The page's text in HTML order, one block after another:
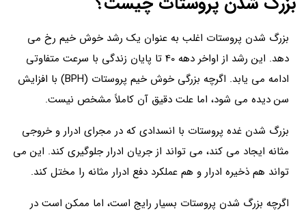
بزرگ شدن پروستات اغلب به عنوان یک رشد خوش خیم رخ می
دهد. این رشد از اواخر دهه 40 تا پایان زندگی با سرعت متفاوتی
ادامه می یابد. اگرچه بزرگی خوش خیم پروستات (BPH) با افزایش
سن دیده می شود، اما علت دقیق آن کاملاً مشخص نیست.
بزرگ شدن غده پروستات با انسدادی که در مجرای ادرار و خروجی
مثانه ایجاد می کند، می تواند از جریان ادرار جلوگیری کند. این می
تواند هم ذخیره ادرار و هم عملکرد دفع ادرار مثانه را مختل کند.
اگرچه بزرگ شدن پروستات بسیار رایج است، اما ممکن است در